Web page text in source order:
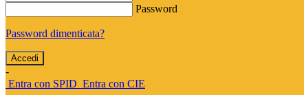
Password
Password dimenticata?
-
Entra con SPID Entra con CIE